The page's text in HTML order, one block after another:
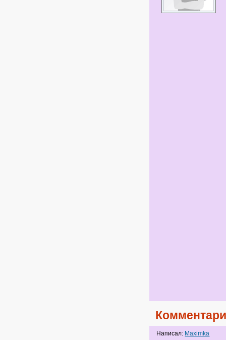
Написал: Maximka